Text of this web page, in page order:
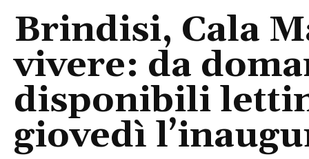
Brindisi, Cala
vivere: da
disponibili
giovedì